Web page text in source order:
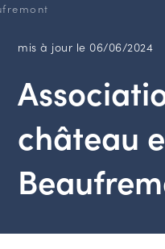
mis à jour le 06/06/2024
château